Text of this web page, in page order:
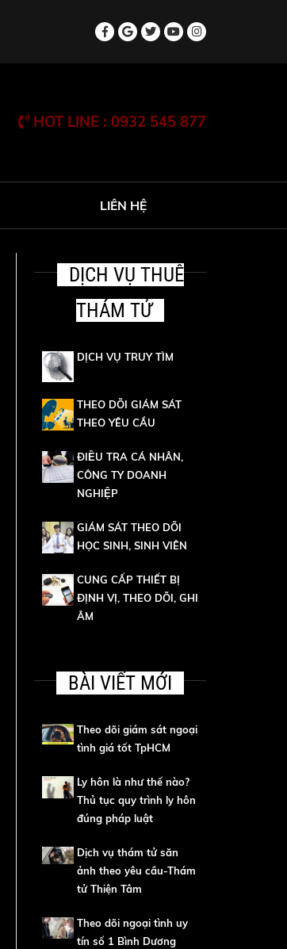
HOT LINE : 0932 545 877
LIÊN HỆ
DỊCH VỤ THUÊ
THÁM TỬ
DỊCH VỤ TRUY TÌM
THEO DÕI GIÁM SÁT
THEO YÊU CẦU
ĐIỀU TRA CÁ NHÂN,
CÔNG TY DOANH
NGHIỆP
GIÁM SÁT THEO DÕI
HỌC SINH, SINH VIÊN
CUNG CẤP THIẾT BỊ
ĐỊNH VỊ, THEO DÕI, GHI
ÂM
BÀI VIẾT MỚI
Theo dõi giám sát ngoại
tình giá tốt TpHCM
Ly hôn là như thế nào?
Thủ tục quy trình ly hôn
đúng pháp luật
Dịch vụ thám tử săn
ảnh theo yêu cầu-Thám
tử Thiện Tâm
Theo dõi ngoại tình uy
tín số 1 Bình Dương